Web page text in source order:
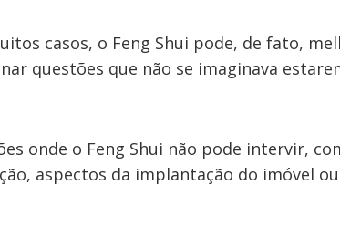
casos, o Feng Shui pode, de fato,
questões que não se imaginava
onde o Feng Shui não pode intervir,
aspectos da implantação do imóvel